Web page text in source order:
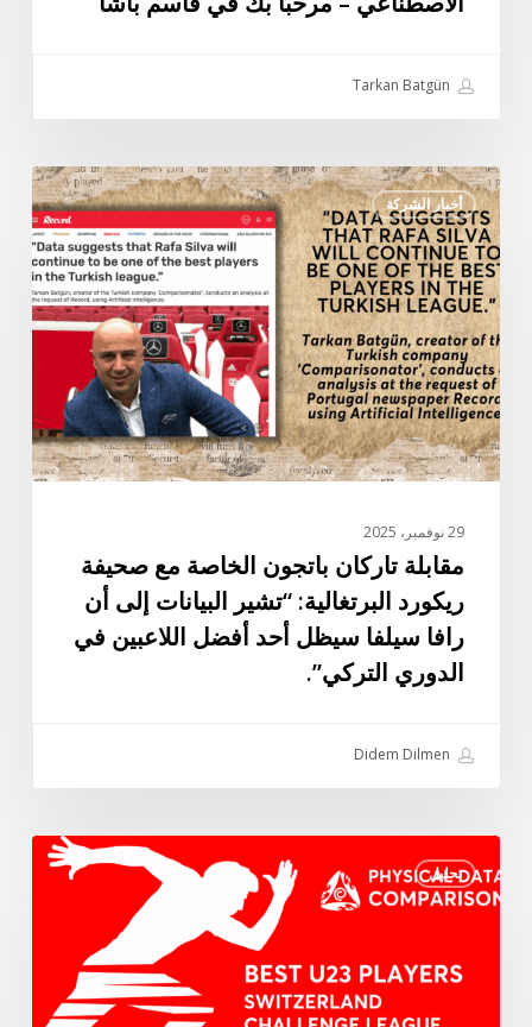
أخبار الشركة
مقابلة
تاركان
باتجون
الخاصة
مع
صحيفة
ريكورد
البرتغالية:
“تشير
البيانات
سيظل
الدوري
29 نوفمبر، 2025
مقابلة تاركان باتجون الخاصة مع صحيفة
ريكورد البرتغالية: “تشير البيانات إلى أن
رافا سيلفا سيظل أحد أفضل اللاعبين في
الدوري التركي”.
تحليلاللاعبين
تحت